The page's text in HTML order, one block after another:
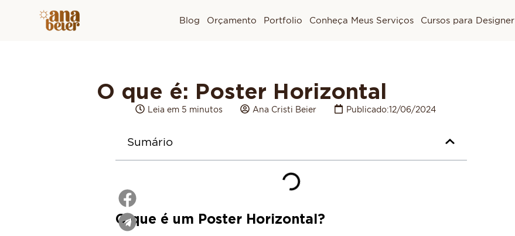
Blog Orçamento Portfolio Conheça Meus Serviços Cursos para Designer
O que é: Poster Horizontal
Leia em 5 minutos Ana Cristi Beier Publicado:12/06/2024
Sumário
O que é um Poster Horizontal?